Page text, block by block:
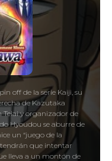
off de la serie Kaiji, su
de Kazutaka
Teiai y organizador de
Hyoudou se aburre de
un “juego de la
tendrán que intentar
lleva a un montón de